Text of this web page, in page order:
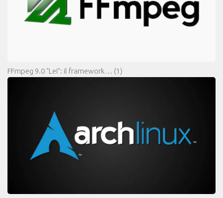
FFmpeg 9.0 “Lei”: il framework… (1)